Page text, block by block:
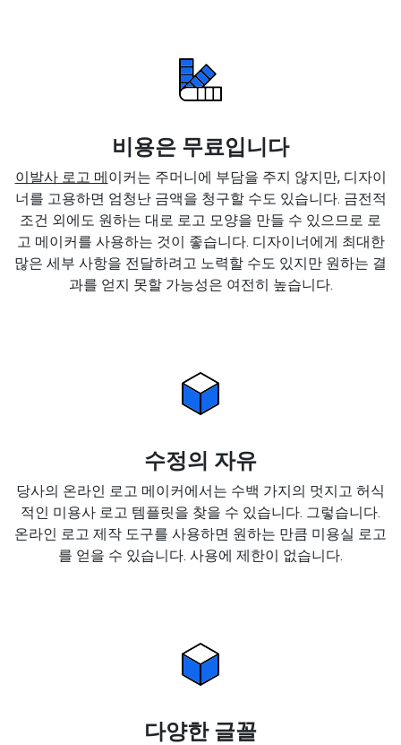
비용은 무료입니다
이발사 로고 메이커는 주머니에 부담을 주지 않지만, 디자이
너를 고용하면 엄청난 금액을 청구할 수도 있습니다. 금전적
조건 외에도 원하는 대로 로고 모양을 만들 수 있으므로 로
고 메이커를 사용하는 것이 좋습니다. 디자이너에게 최대한
많은 세부 사항을 전달하려고 노력할 수도 있지만 원하는 결
과를 얻지 못할 가능성은 여전히 높습니다.
수정의 자유
당사의 온라인 로고 메이커에서는 수백 가지의 멋지고 허식
적인 미용사 로고 템플릿을 찾을 수 있습니다. 그렇습니다.
온라인 로고 제작 도구를 사용하면 원하는 만큼 미용실 로고
를 얻을 수 있습니다. 사용에 제한이 없습니다.
다양한 글꼴